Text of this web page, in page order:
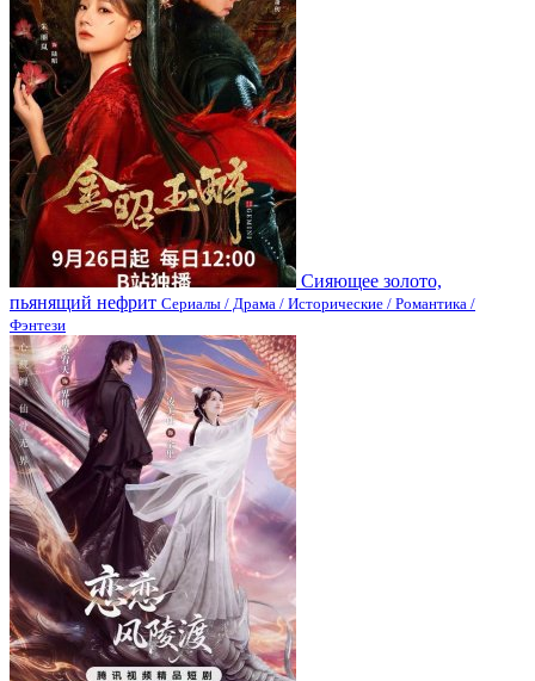
Сияющее золото,
пьянящий нефрит Сериалы / Драма / Исторические / Романтика /
Фэнтези